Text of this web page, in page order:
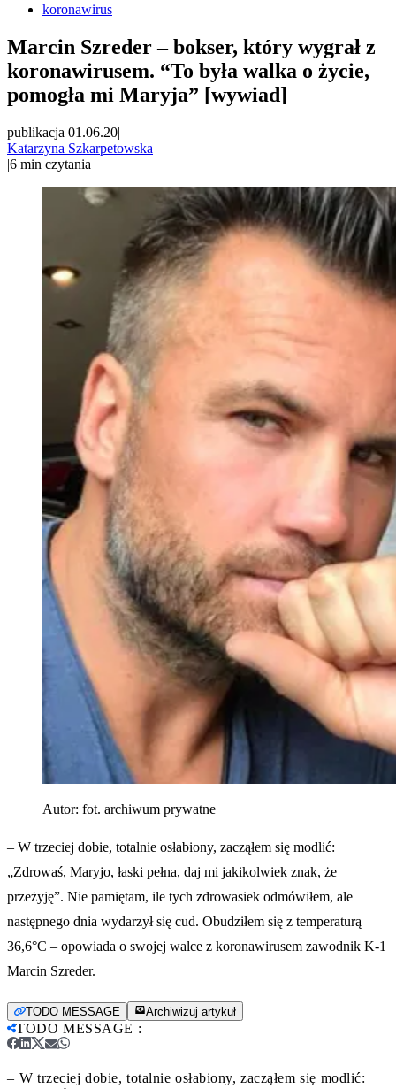
koronawirus
Marcin Szreder – bokser, który wygrał z
koronawirusem. “To była walka o życie,
pomogła mi Maryja” [wywiad]
publikacja 01.06.20|
Katarzyna Szkarpetowska
|6 min czytania
Autor: fot. archiwum prywatne
– W trzeciej dobie, totalnie osłabiony, zacząłem się modlić:
„Zdrowaś, Maryjo, łaski pełna, daj mi jakikolwiek znak, że
przeżyję”. Nie pamiętam, ile tych zdrowasiek odmówiłem, ale
następnego dnia wydarzył się cud. Obudziłem się z temperaturą
36,6°C – opowiada o swojej walce z koronawirusem zawodnik K-1
Marcin Szreder.
TODO MESSAGE Archiwizuj artykuł
TODO MESSAGE :
– W trzeciej dobie, totalnie osłabiony, zacząłem się modlić: